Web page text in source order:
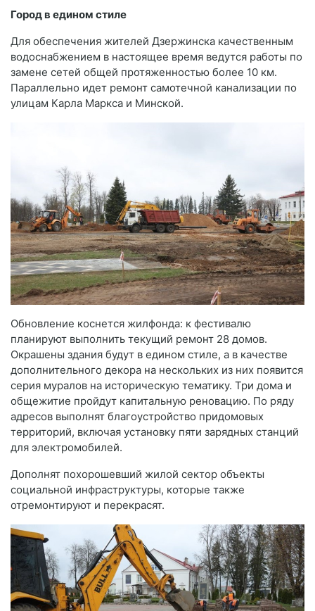
Город в едином стиле
Для обеспечения жителей Дзержинска качественным
водоснабжением в настоящее время ведутся работы по
замене сетей общей протяженностью более 10 км.
Параллельно идет ремонт самотечной канализации по
улицам Карла Маркса и Минской.
Обновление коснется жилфонда: к фестивалю
планируют выполнить текущий ремонт 28 домов.
Окрашены здания будут в едином стиле, а в качестве
дополнительного декора на нескольких из них появится
серия муралов на историческую тематику. Три дома и
общежитие пройдут капитальную реновацию. По ряду
адресов выполнят благоустройство придомовых
территорий, включая установку пяти зарядных станций
для электромобилей.
Дополнят похорошевший жилой сектор объекты
социальной инфраструктуры, которые также
отремонтируют и перекрасят.